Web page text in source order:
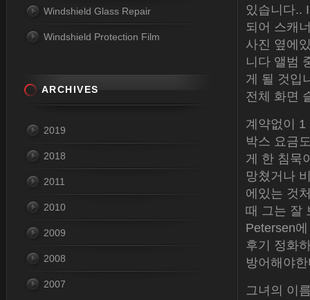
있습니다..
되어 스캐
사진 옆에
니다 앨범
게 될 것입
전체 화면
계약없이
박스 요금
게 한 침묵
망쳤거나
에있는 것
때 그는 잘
Petersen
후기 정화
방어해야
그녀의 이
Windshield Glass Repair
Windshield Protection Film
ARCHIVES
2019
2018
2011
2010
2009
2008
2007